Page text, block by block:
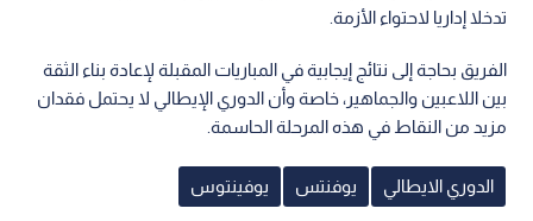
تدخلا إداريا لاحتواء الأزمة.
الفريق بحاجة إلى نتائج إيجابية في المباريات المقبلة لإعادة بناء الثقة
بين اللاعبين والجماهير، خاصة وأن الدوري الإيطالي لا يحتمل فقدان
مزيد من النقاط في هذه المرحلة الحاسمة.
الدوري الايطالي يوفنتس يوفينتوس